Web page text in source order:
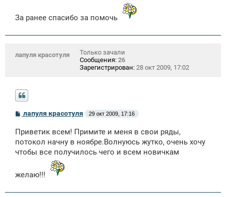
За ранее спасибо за помочь
лапуля красотуля
Только зачали
Сообщения: 26
Зарегистрирован: 28 окт 2009, 17:02
С
о
б
щ
н
лапуля красотуля 29 окт 2009, 17:16
Приветик всем! Примите и меня в свои ряды,
потокол начну в ноябре.Волнуюсь жутко, очень хочу
чтобы все получилось чего и всем новичкам
желаю!!!